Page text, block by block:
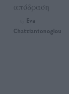
απόδραση
Eva
Chatziantonoglou